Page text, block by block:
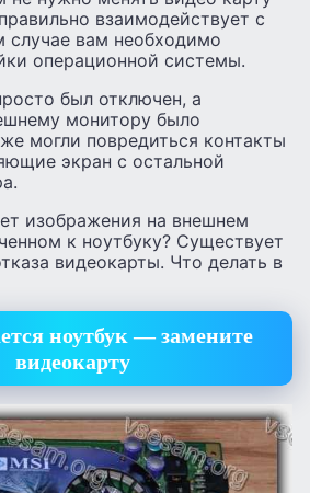
взаимодействует с
случае вам необходимо
операционной системы.
был отключен, а
монитору было
могли повредиться контакты
экран с остальной
изображения на внешнем
к ноутбуку? Существует
видеокарты. Что делать в
ноутбук — замените
видеокарту